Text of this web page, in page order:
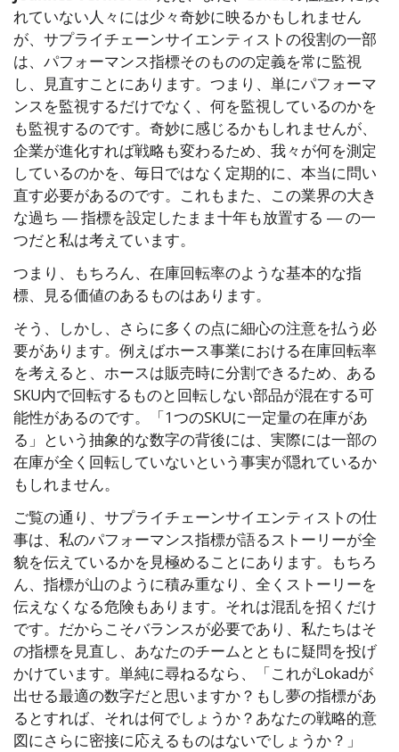
れていない人々には少々奇妙に映るかもしれません
が、サプライチェーンサイエンティストの役割の一部
は、パフォーマンス指標そのものの定義を常に監視
し、見直すことにあります。つまり、単にパフォーマ
ンスを監視するだけでなく、何を監視しているのかを
も監視するのです。奇妙に感じるかもしれませんが、
企業が進化すれば戦略も変わるため、我々が何を測定
しているのかを、毎日ではなく定期的に、本当に問い
直す必要があるのです。これもまた、この業界の大き
な過ち ― 指標を設定したまま十年も放置する ― の一
つだと私は考えています。
つまり、もちろん、在庫回転率のような基本的な指
標、見る価値のあるものはあります。
そう、しかし、さらに多くの点に細心の注意を払う必
要があります。例えばホース事業における在庫回転率
を考えると、ホースは販売時に分割できるため、ある
SKU内で回転するものと回転しない部品が混在する可
能性があるのです。「1つのSKUに一定量の在庫があ
る」という抽象的な数字の背後には、実際には一部の
在庫が全く回転していないという事実が隠れているか
もしれません。
ご覧の通り、サプライチェーンサイエンティストの仕
事は、私のパフォーマンス指標が語るストーリーが全
貌を伝えているかを見極めることにあります。もちろ
ん、指標が山のように積み重なり、全くストーリーを
伝えなくなる危険もあります。それは混乱を招くだけ
です。だからこそバランスが必要であり、私たちはそ
の指標を見直し、あなたのチームとともに疑問を投げ
かけています。単純に尋ねるなら、「これがLokadが
出せる最適の数字だと思いますか？もし夢の指標があ
るとすれば、それは何でしょうか？あなたの戦略的意
図にさらに密接に応えるものはないでしょうか？」